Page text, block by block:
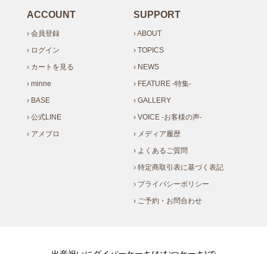
ACCOUNT
› 会員登録
› ログイン
› カートを見る
› minne
› BASE
› 公式LINE
› アメブロ
SUPPORT
› ABOUT
› TOPICS
› NEWS
› FEATURE -特集-
› GALLERY
› VOICE -お客様の声-
› メディア履歴
› よくあるご質問
› 特定商取引表に基づく表記
› プライバシーポリシー
› ご予約・お問合わせ